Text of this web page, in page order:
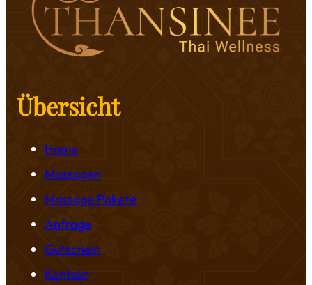
Übersicht
Home
Massagen
Massage Pakete
Anfrage
Gutschein
Kontakt